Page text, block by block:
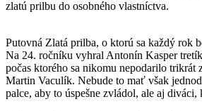
zlatú prilbu do osobného vlastníctva.
Putovná Zlatá prilba, o ktorú sa každý rok
Na 24. ročníku vyhral Antonín Kasper
počas ktorého sa nikomu nepodarilo
Martin Vaculík. Nebude to mať však
palce, aby to úspešne zvládol, ale aj